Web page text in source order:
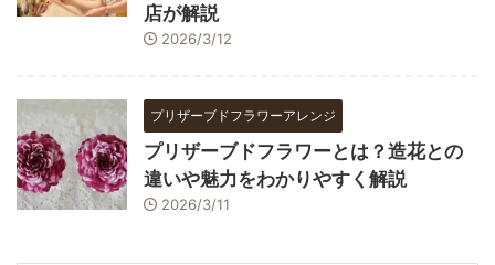
店が解説
2026/3/12
プリザーブドフラワーアレンジ
プリザーブドフラワーとは？造花との
違いや魅力をわかりやすく解説
2026/3/11